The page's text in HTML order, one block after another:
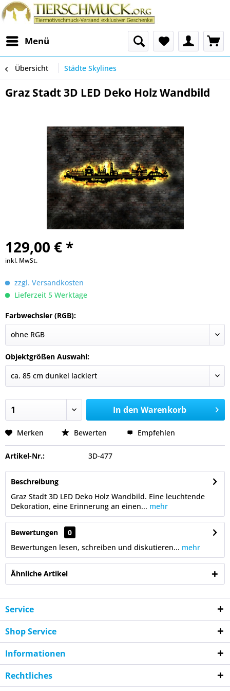
Menü
Übersicht Städte Skylines
Graz Stadt 3D LED Deko Holz Wandbild
129,00 € *
inkl. MwSt.
zzgl. Versandkosten
Lieferzeit 5 Werktage
Farbwechsler (RGB):
Objektgrößen Auswahl:
In den Warenkorb
Merken Bewerten Empfehlen
Artikel-Nr.: 3D-477
Beschreibung
Graz Stadt 3D LED Deko Holz Wandbild. Eine leuchtende
Dekoration, eine Erinnerung an einen... mehr
Bewertungen
0
Bewertungen lesen, schreiben und diskutieren... mehr
Ähnliche Artikel
Service
Shop Service
Informationen
Rechtliches